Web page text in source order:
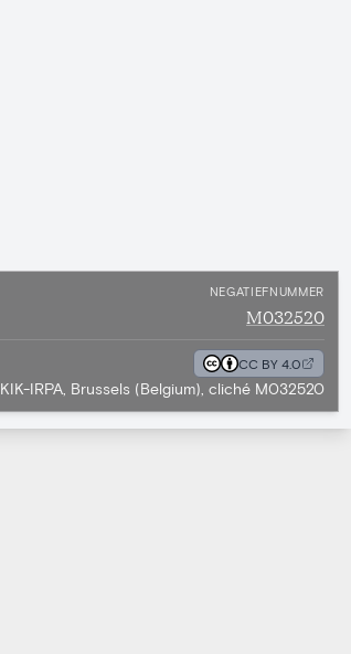
NEGATIEFNUMMER
M032520
CC BY 4.0
KIK-IRPA, Brussels (Belgium), cliché M032520